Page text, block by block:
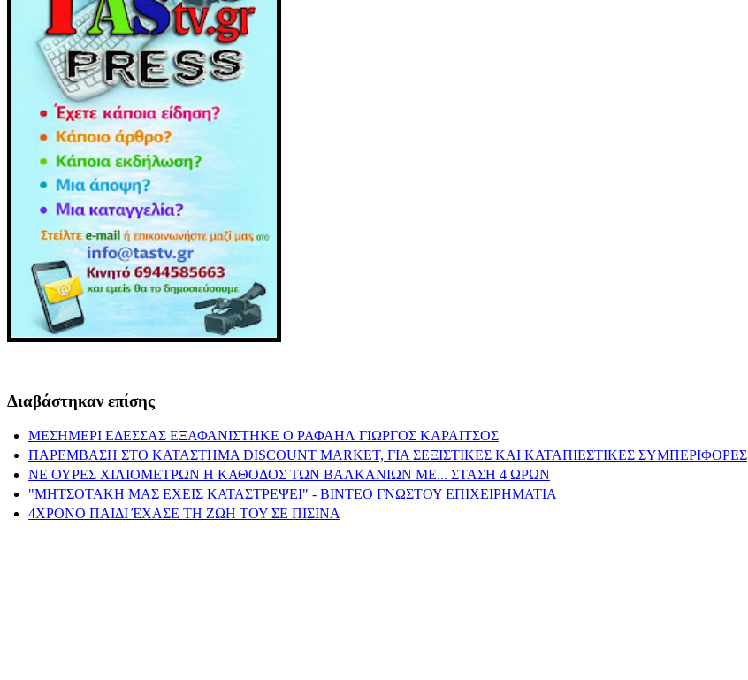
Διαβάστηκαν επίσης
ΜΕΣΗΜΕΡΙ ΕΔΕΣΣΑΣ ΕΞΑΦΑΝΙΣΤΗΚΕ Ο ΡΑΦΑΗΛ ΓΙΩΡΓΟΣ ΚΑΡΑΙΤΣΟΣ
ΠΑΡΕΜΒΑΣΗ ΣΤΟ ΚΑΤΑΣΤΗΜΑ DISCOUNT MARKET, ΓΙΑ ΣΕΞΙΣΤΙΚΕΣ ΚΑΙ ΚΑΤΑΠΙΕΣΤΙΚΕΣ ΣΥΜΠΕΡΙΦΟΡΕΣ
ΝΕ ΟΥΡΕΣ ΧΙΛΙΟΜΕΤΡΩΝ Η ΚΑΘΟΔΟΣ ΤΩΝ ΒΑΛΚΑΝΙΩΝ ΜΕ... ΣΤΑΣΗ 4 ΩΡΩΝ
"ΜΗΤΣΟΤΑΚΗ ΜΑΣ ΕΧΕΙΣ ΚΑΤΑΣΤΡΕΨΕΙ" - ΒΙΝΤΕΟ ΓΝΩΣΤΟΥ ΕΠΙΧΕΙΡΗΜΑΤΙΑ
4ΧΡΟΝΟ ΠΑΙΔΙ ΈΧΑΣΕ ΤΗ ΖΩΗ ΤΟΥ ΣΕ ΠΙΣΙΝΑ